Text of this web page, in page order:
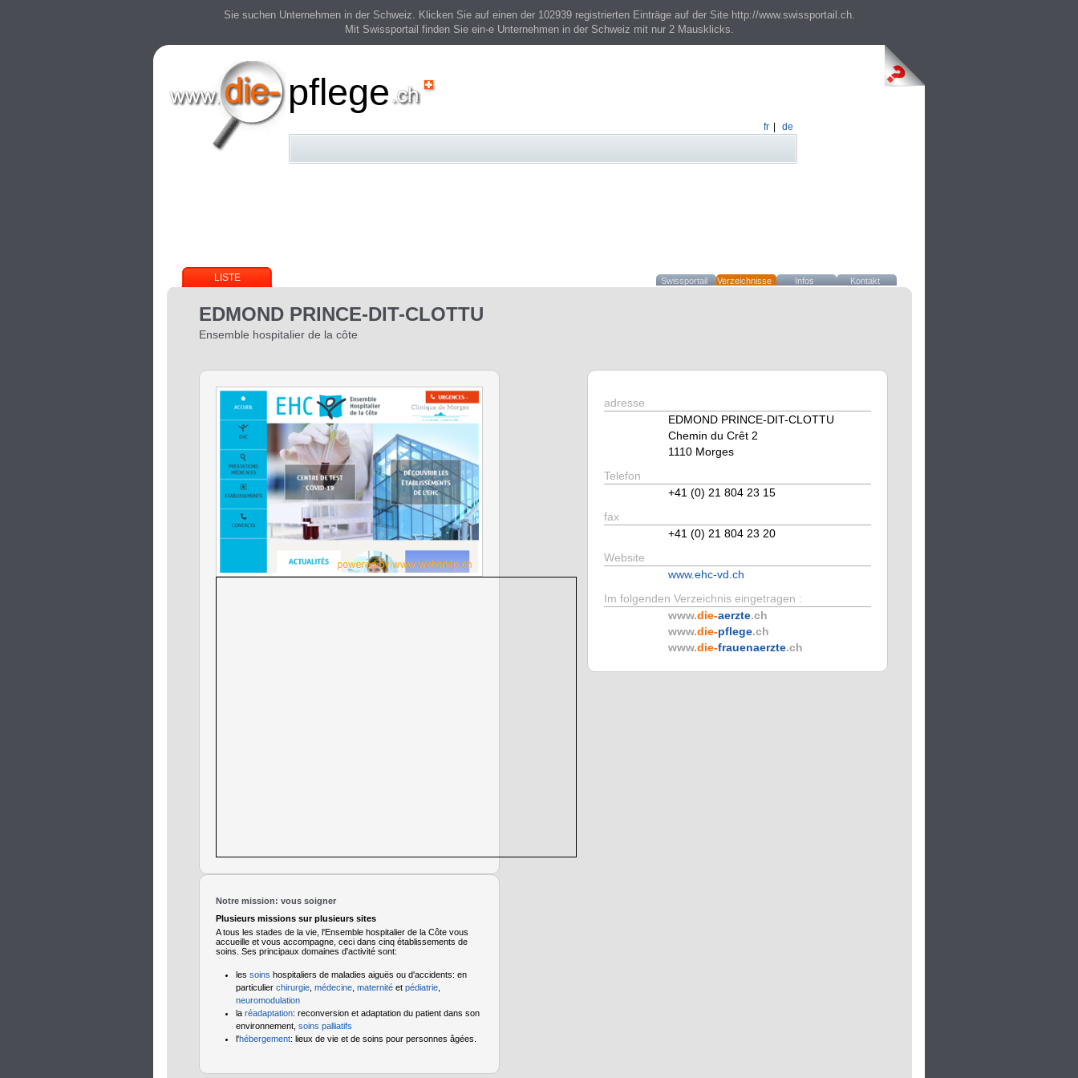
Sie suchen Unternehmen in der Schweiz. Klicken Sie auf einen der 102939 registrierten Einträge auf der Site http://www.swissportail.ch.
Mit Swissportail finden Sie ein-e Unternehmen in der Schweiz mit nur 2 Mausklicks.
pflege
fr de
LISTE Swissportail Verzeichnisse Infos Kontakt
EDMOND PRINCE-DIT-CLOTTU
Ensemble hospitalier de la côte
Notre mission: vous soigner
Plusieurs missions sur plusieurs sites
A tous les stades de la vie, l'Ensemble hospitalier de la Côte vous
accueille et vous accompagne, ceci dans cinq établissements de
soins. Ses principaux domaines d'activité sont:
les soins hospitaliers de maladies aiguës ou d'accidents: en
particulier chirurgie, médecine, maternitéet pédiatrie,
neuromodulation
la réadaptation: reconversion et adaptation du patient dans son
environnement, soins palliatifs
l'hébergement: lieux de vie et de soins pour personnes âgées.
adresse
EDMOND PRINCE-DIT-CLOTTU
Chemin du Crêt 2
1110 Morges
Telefon
+41 (0) 21 804 23 15
fax
+41 (0) 21 804 23 20
Website
www.ehc-vd.ch
Im folgenden Verzeichnis eingetragen :
www.die-aerzte.ch
www.die-pflege.ch
www.die-frauenaerzte.ch